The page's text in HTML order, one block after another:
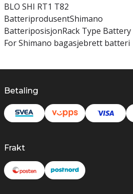
BLO SHI RT1 T82
BatteriprodusentShimano
BatteriposisjonRack Type Battery
For Shimano bagasjebrett batteri
Betaling
Frakt